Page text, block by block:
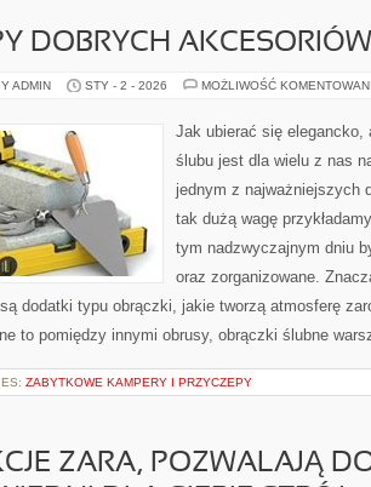
DOBRYCH
ADMIN STY - 2 - 2026 MOŻLIWOŚĆ
Jak ubierać się elegancko,
ślubu jest dla wielu z nas
jednym z najważniejszych
tak dużą wagę
tym nadzwyczajnym dniu
oraz zorganizowane.
dodatki typu obrączki, jakie tworzą atmosferę
to pomiędzy innymi obrusy, obrączki ślubne
ZABYTKOWE KAMPERY I PRZYCZEPY
ZARA, POZWALAJĄ